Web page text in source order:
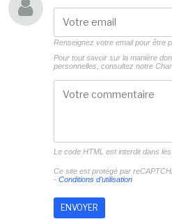
Renseignez votre email pour être
Pour tout savoir sur la manière
personnelles, consultez notre
Le code HTML est interdit dans
Ce site est protégé par
- Conditions d'utilisation